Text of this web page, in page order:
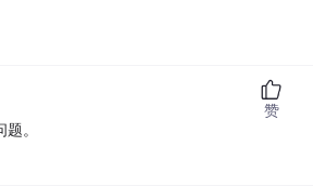
。
赞